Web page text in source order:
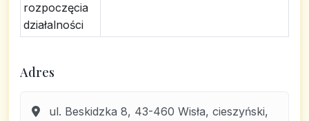
rozpoczęcia
działalności
Adres
ul. Beskidzka 8, 43-460 Wisła, cieszyński,